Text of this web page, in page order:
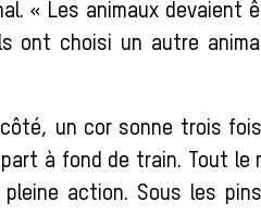
« Les animaux devaient
ont choisi un autre
côté, un cor sonne trois
à fond de train. Tout le
pleine action. Sous les